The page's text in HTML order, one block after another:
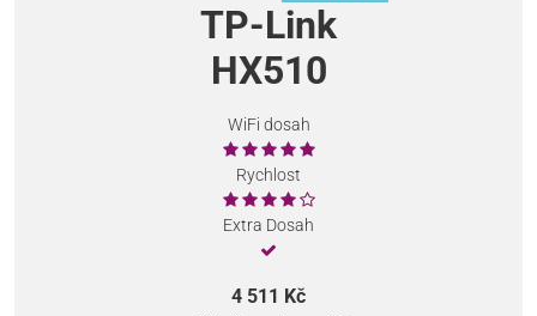
TP-Link
HX510
WiFi dosah
Rychlost
Extra Dosah
4 511 Kč